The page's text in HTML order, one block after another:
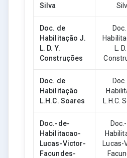
Silva
Doc. de
Habilitação J.
L. D. Y.
Construções
L.
Doc. de
Habilitação
L.H.C. Soares
L.H.C.
Doc.-de-
Habilitacao-
Lucas-Victor-
Facundes-
Lucas-